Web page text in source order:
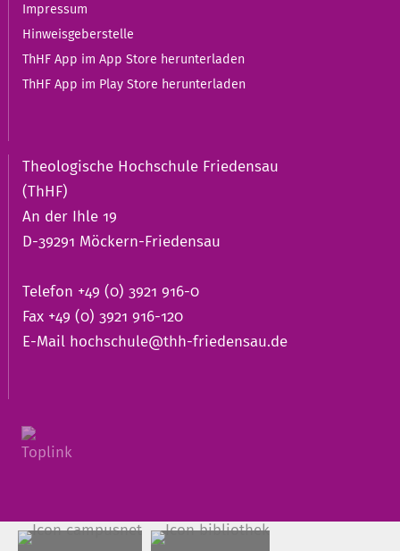
Impressum
Hinweisgeberstelle
ThHF App im App Store herunterladen
ThHF App im Play Store herunterladen
Theologische Hochschule Friedensau
(ThHF)
An der Ihle 19
D-39291 Möckern-Friedensau
Telefon +49 (0) 3921 916-0
Fax +49 (0) 3921 916-120
E-Mail hochschule@thh-friedensau.de